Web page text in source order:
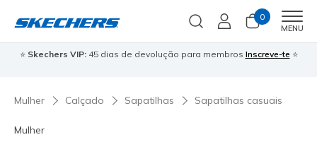
0
MENU
⭐ Skechers VIP:45 dias de devolução para membros Inscreve-te ⭐
Mulher Calçado Sapatilhas Sapatilhas casuais
Mulher